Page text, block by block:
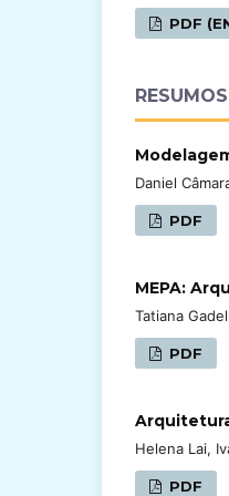
PDF
Daniel
PDF
MEPA:
Tatiana
PDF
Helena Lai,
PDF